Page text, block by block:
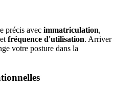
précis avec immatriculation,
et fréquence d'utilisation. Arriver
votre posture dans la